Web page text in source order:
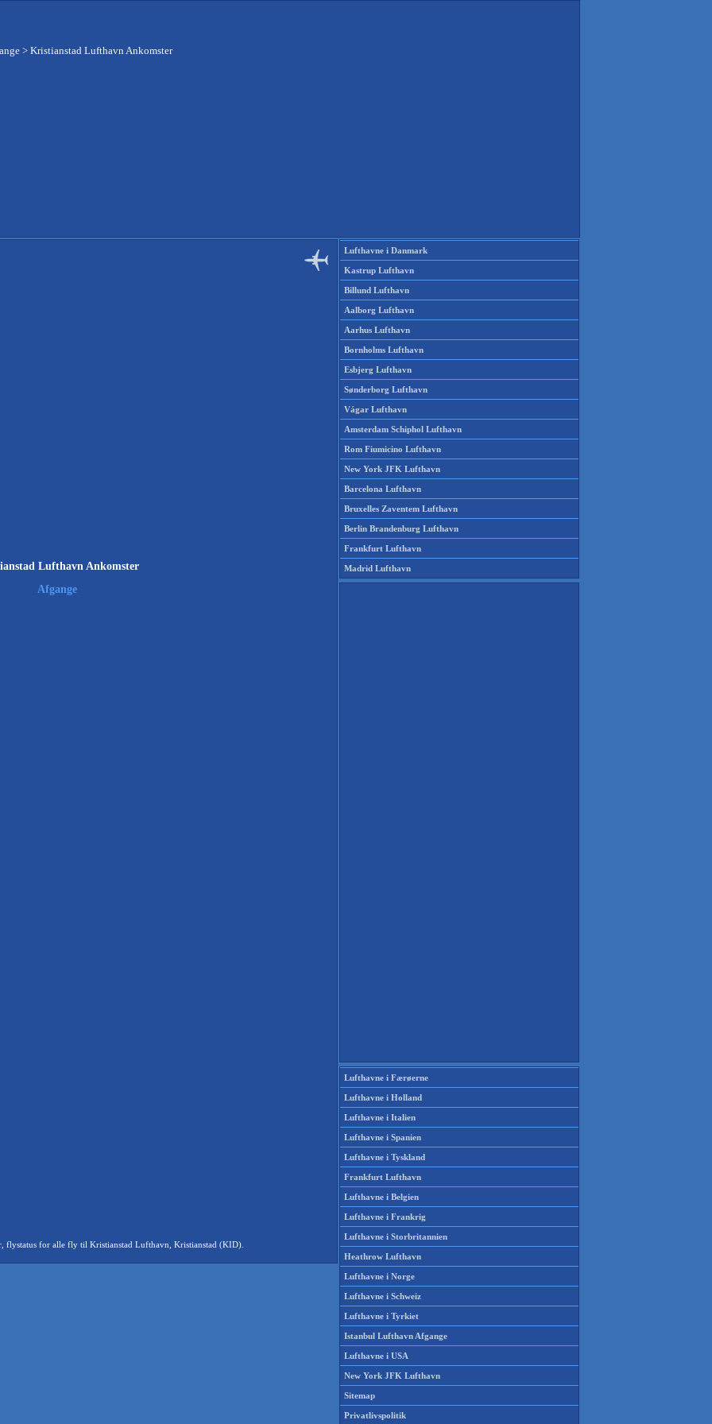
> Kristianstad Lufthavn Ankomster
Lufthavn Ankomster
Afgange
flystatus for alle fly til Kristianstad Lufthavn, Kristianstad (KID).
Lufthavne i Danmark
Kastrup Lufthavn
Billund Lufthavn
Aalborg Lufthavn
Aarhus Lufthavn
Bornholms Lufthavn
Esbjerg Lufthavn
Sønderborg Lufthavn
Vágar Lufthavn
Amsterdam Schiphol Lufthavn
Rom Fiumicino Lufthavn
New York JFK Lufthavn
Barcelona Lufthavn
Bruxelles Zaventem Lufthavn
Berlin Brandenburg Lufthavn
Frankfurt Lufthavn
Madrid Lufthavn
Lufthavne i Færøerne
Lufthavne i Holland
Lufthavne i Italien
Lufthavne i Spanien
Lufthavne i Tyskland
Frankfurt Lufthavn
Lufthavne i Belgien
Lufthavne i Frankrig
Lufthavne i Storbritannien
Heathrow Lufthavn
Lufthavne i Norge
Lufthavne i Schweiz
Lufthavne i Tyrkiet
Istanbul Lufthavn Afgange
Lufthavne i USA
New York JFK Lufthavn
Sitemap
Privatlivspolitik